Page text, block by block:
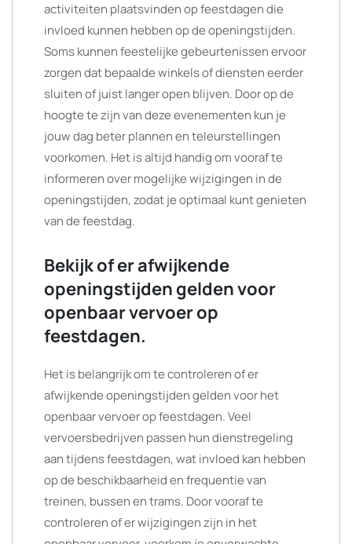
activiteiten plaatsvinden op feestdagen die
invloed kunnen hebben op de openingstijden.
Soms kunnen feestelijke gebeurtenissen ervoor
zorgen dat bepaalde winkels of diensten eerder
sluiten of juist langer open blijven. Door op de
hoogte te zijn van deze evenementen kun je
jouw dag beter plannen en teleurstellingen
voorkomen. Het is altijd handig om vooraf te
informeren over mogelijke wijzigingen in de
openingstijden, zodat je optimaal kunt genieten
van de feestdag.
Bekijk of er afwijkende
openingstijden gelden voor
openbaar vervoer op
feestdagen.
Het is belangrijk om te controleren of er
afwijkende openingstijden gelden voor het
openbaar vervoer op feestdagen. Veel
vervoersbedrijven passen hun dienstregeling
aan tijdens feestdagen, wat invloed kan hebben
op de beschikbaarheid en frequentie van
treinen, bussen en trams. Door vooraf te
controleren of er wijzigingen zijn in het